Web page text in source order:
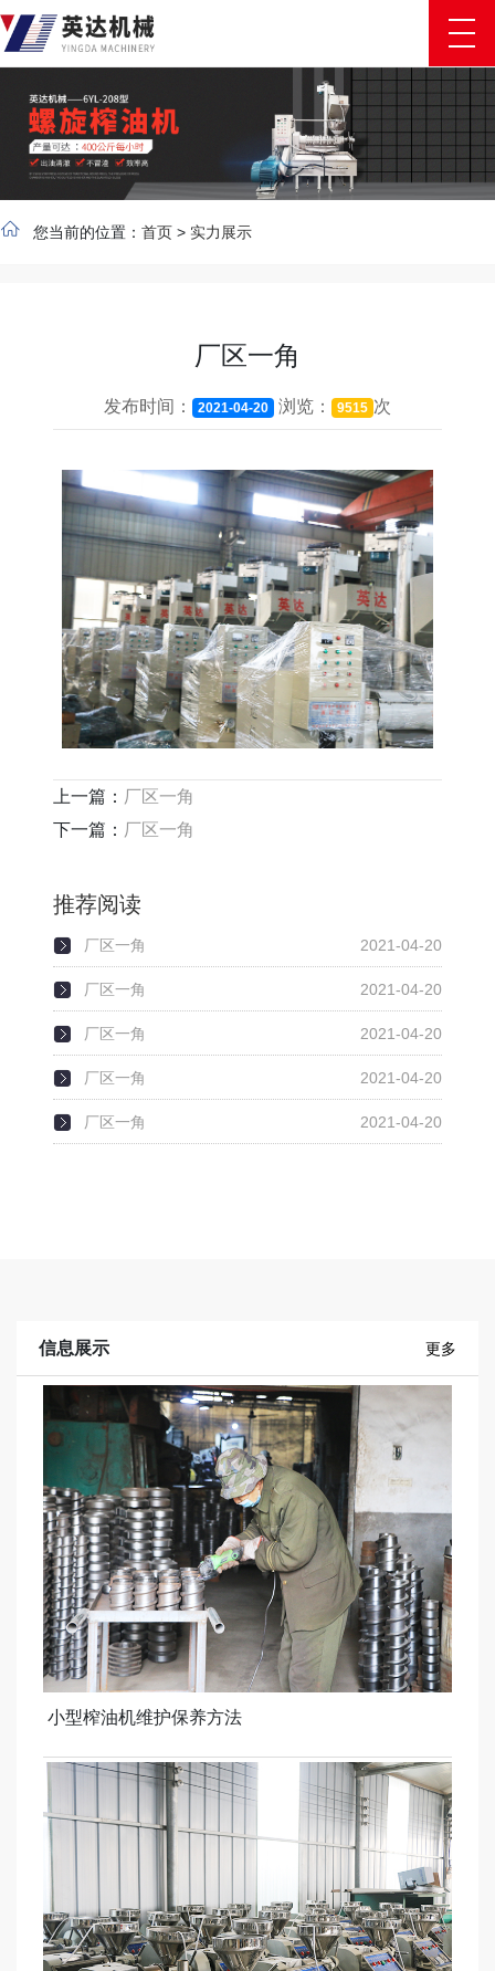
您当前的位置： 首页 > 实力展示
厂区一角
发布时间： 2021-04-20 浏览： 9515 次
上一篇： 厂区一角
下一篇： 厂区一角
推荐阅读
厂区一角 2021-04-20
厂区一角 2021-04-20
厂区一角 2021-04-20
厂区一角 2021-04-20
厂区一角 2021-04-20
信息展示 更多
小型榨油机维护保养方法